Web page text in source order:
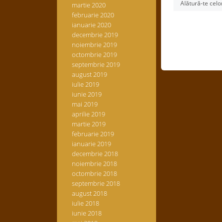
martie 2020
februarie 2020
ianuarie 2020
decembrie 2019
noiembrie 2019
octombrie 2019
septembrie 2019
august 2019
iulie 2019
iunie 2019
mai 2019
aprilie 2019
martie 2019
februarie 2019
ianuarie 2019
decembrie 2018
noiembrie 2018
octombrie 2018
septembrie 2018
august 2018
iulie 2018
iunie 2018
Alătură-te